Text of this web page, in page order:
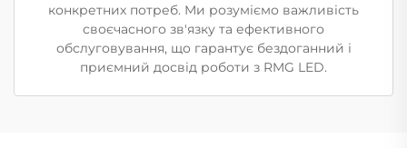
конкретних потреб. Ми розуміємо важливість
своєчасного зв'язку та ефективного
обслуговування, що гарантує бездоганний і
приємний досвід роботи з RMG LED.